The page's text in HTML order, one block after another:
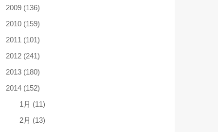
2009 (136)
2010 (159)
2011 (101)
2012 (241)
2013 (180)
2014 (152)
1月 (11)
2月 (13)